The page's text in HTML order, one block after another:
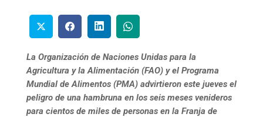
La Organización de Naciones Unidas para la
Agricultura y la Alimentación (FAO) y el Programa
Mundial de Alimentos (PMA) advirtieron este jueves el
peligro de una hambruna en los seis meses venideros
para cientos de miles de personas en la Franja de